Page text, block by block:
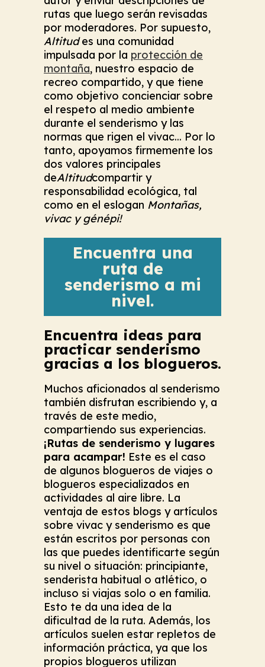
rutas que luego serán revisadas
por moderadores. Por supuesto,
Altitudes una comunidad
impulsada por la protección de
montaña, nuestro espacio de
recreo compartido, y que tiene
como objetivo concienciar sobre
el respeto al medio ambiente
durante el senderismo y las
normas que rigen el vivac... Por lo
tanto, apoyamos firmemente los
dos valores principales
deAltitudcompartir y
responsabilidad ecológica, tal
como en el eslogan Montañas,
vivac y génépi!
Encuentra una
ruta de
senderismo a mi
nivel.
Encuentra ideas para
practicar senderismo
gracias a los blogueros.
Muchos aficionados al senderismo
también disfrutan escribiendo y, a
través de este medio,
compartiendo sus experiencias.
¡Rutas de senderismo y lugares
para acampar! Este es el caso
de algunos blogueros de viajes o
blogueros especializados en
actividades al aire libre. La
ventaja de estos blogs y artículos
sobre vivac y senderismo es que
están escritos por personas con
las que puedes identificarte según
su nivel o situación: principiante,
senderista habitual o atlético, o
incluso si viajas solo o en familia.
Esto te da una idea de la
dificultad de la ruta. Además, los
artículos suelen estar repletos de
información práctica, ya que los
propios blogueros utilizan